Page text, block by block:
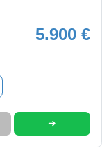
5.900 €
➜